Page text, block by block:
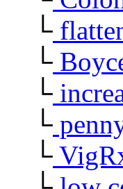
└
└
└
└
└